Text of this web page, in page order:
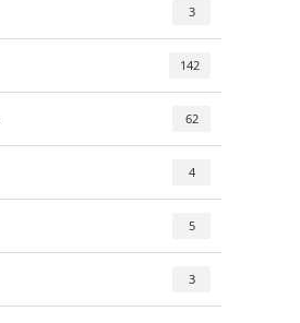
3
142
62
4
5
3